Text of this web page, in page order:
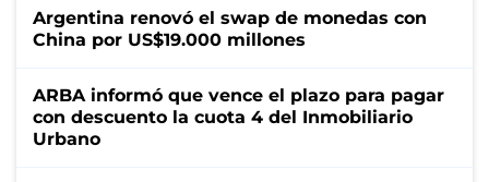
Argentina renovó el swap de monedas con
China por US$19.000 millones
ARBA informó que vence el plazo para pagar
con descuento la cuota 4 del Inmobiliario
Urbano